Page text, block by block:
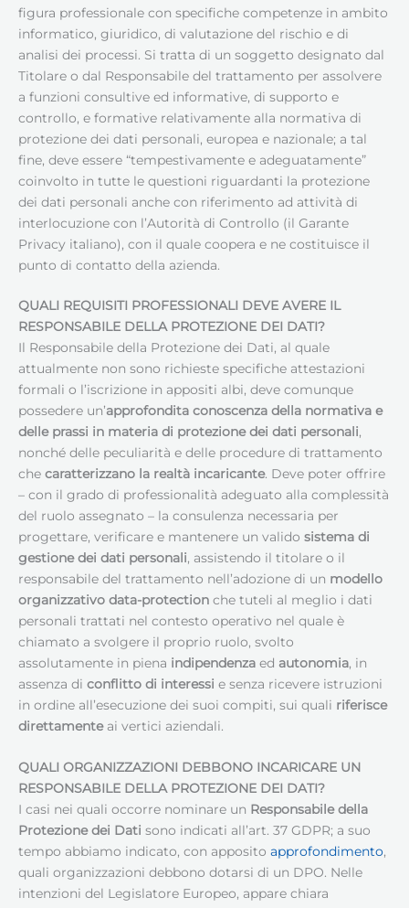
figura professionale con specifiche competenze in ambito
informatico, giuridico, di valutazione del rischio e di
analisi dei processi. Si tratta di un soggetto designato dal
Titolare o dal Responsabile del trattamento per assolvere
a funzioni consultive ed informative, di supporto e
controllo, e formative relativamente alla normativa di
protezione dei dati personali, europea e nazionale; a tal
fine, deve essere “tempestivamente e adeguatamente”
coinvolto in tutte le questioni riguardanti la protezione
dei dati personali anche con riferimento ad attività di
interlocuzione con l’Autorità di Controllo (il Garante
Privacy italiano), con il quale coopera e ne costituisce il
punto di contatto della azienda.
QUALI REQUISITI PROFESSIONALI DEVE AVERE IL
RESPONSABILE DELLA PROTEZIONE DEI DATI?
Il Responsabile della Protezione dei Dati, al quale
attualmente non sono richieste specifiche attestazioni
formali o l’iscrizione in appositi albi, deve comunque
possedere un’approfondita conoscenza della normativa e
delle prassi in materia di protezione dei dati personali,
nonché delle peculiarità e delle procedure di trattamento
che caratterizzano la realtà incaricante. Deve poter offrire
– con il grado di professionalità adeguato alla complessità
del ruolo assegnato – la consulenza necessaria per
progettare, verificare e mantenere un valido sistema di
gestione dei dati personali, assistendo il titolare o il
responsabile del trattamento nell’adozione di un modello
organizzativo data-protection che tuteli al meglio i dati
personali trattati nel contesto operativo nel quale è
chiamato a svolgere il proprio ruolo, svolto
assolutamente in piena indipendenza ed autonomia, in
assenza di conflitto di interessi e senza ricevere istruzioni
in ordine all’esecuzione dei suoi compiti, sui quali riferisce
direttamenteai vertici aziendali.
QUALI ORGANIZZAZIONI DEBBONO INCARICARE UN
RESPONSABILE DELLA PROTEZIONE DEI DATI?
I casi nei quali occorre nominare un Responsabile della
Protezione dei Dati sono indicati all’art. 37 GDPR; a suo
tempo abbiamo indicato, con apposito approfondimento,
quali organizzazioni debbono dotarsi di un DPO. Nelle
intenzioni del Legislatore Europeo, appare chiara